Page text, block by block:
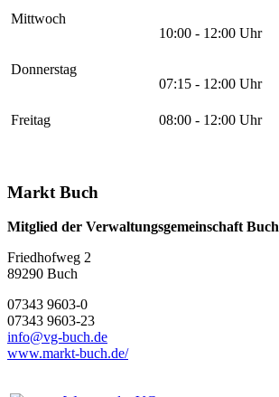
Mittwoch
10:00 - 12:00 Uhr
Donnerstag
07:15 - 12:00 Uhr
Freitag 08:00 - 12:00 Uhr
Markt Buch
Mitglied der Verwaltungsgemeinschaft Buch
Friedhofweg 2
89290 Buch
07343 9603-0
07343 9603-23
info@vg-buch.de
www.markt-buch.de/